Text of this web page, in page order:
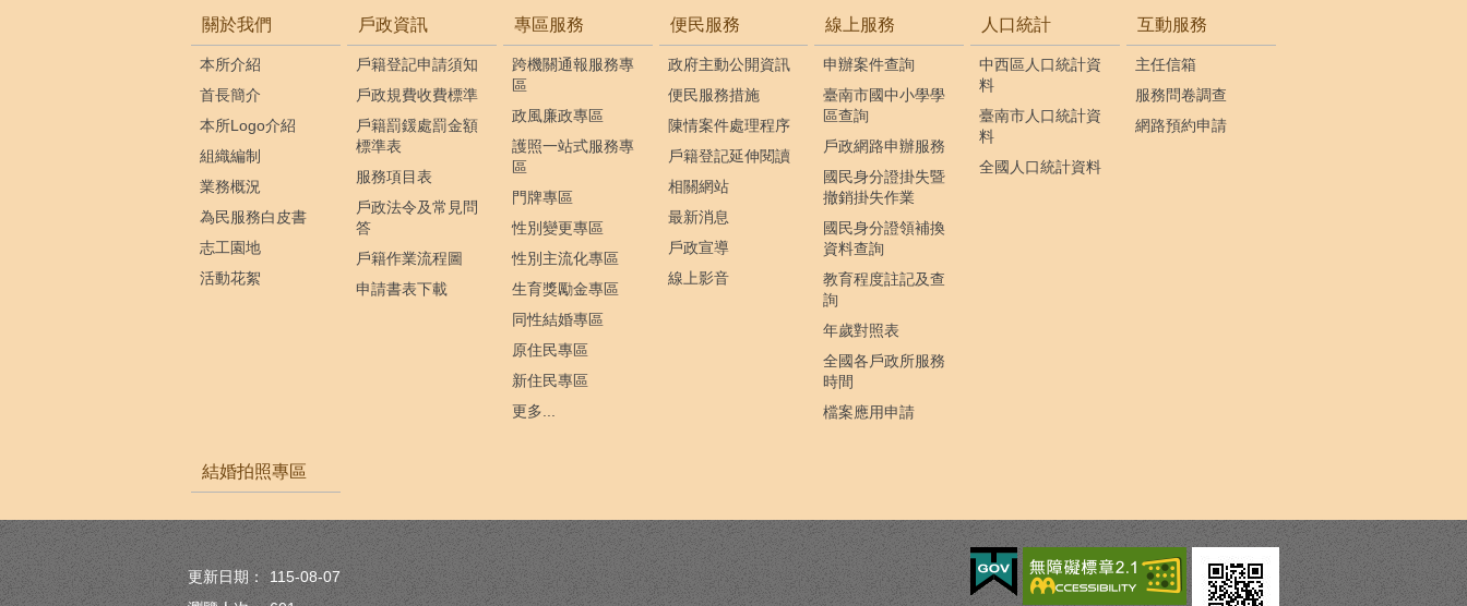
關於我們
本所介紹
首長簡介
本所Logo介紹
組織編制
業務概況
為民服務白皮書
志工園地
活動花絮
戶政資訊
戶籍登記申請須知
戶政規費收費標準
戶籍罰鍰處罰金額
標準表
服務項目表
戶政法令及常見問
答
戶籍作業流程圖
申請書表下載
專區服務
跨機關通報服務專
區
政風廉政專區
護照一站式服務專
區
門牌專區
性別變更專區
性別主流化專區
生育獎勵金專區
同性結婚專區
原住民專區
新住民專區
更多...
便民服務
政府主動公開資訊
便民服務措施
陳情案件處理程序
戶籍登記延伸閱讀
相關網站
最新消息
戶政宣導
線上影音
線上服務
申辦案件查詢
臺南市國中小學學
區查詢
戶政網路申辦服務
國民身分證掛失暨
撤銷掛失作業
國民身分證領補換
資料查詢
教育程度註記及查
詢
年歲對照表
全國各戶政所服務
時間
檔案應用申請
人口統計
中西區人口統計資
料
臺南市人口統計資
料
全國人口統計資料
互動服務
主任信箱
服務問卷調查
網路預約申請
結婚拍照專區
更新日期：
115-08-07